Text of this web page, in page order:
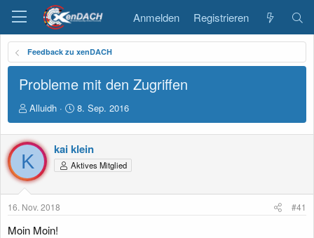
Anmelden Registrieren
Feedback zu xenDACH
Probleme mit den Zugriffen
E
r
s
t
e
l
l
e
r
Alluidh
E
r
s
t
e
l
t
8. Sep. 2016
K
kai klein
Aktives Mitglied
16. Nov. 2018 #41
Moin Moin!